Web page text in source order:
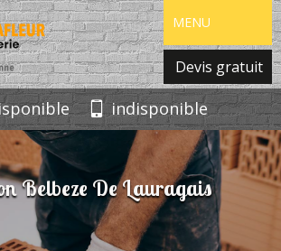
MENU
Devis gratuit
indisponible
Belbeze De Lauragais